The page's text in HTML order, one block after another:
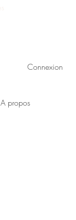
Connexion
A propos